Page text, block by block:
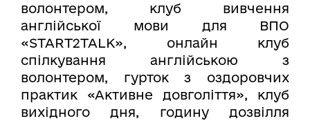
волонтером, клуб вивчення
англійської мови для ВПО
«START2TALK», онлайн клуб
спілкування англійською з
волонтером, гурток з оздоровчих
практик «Активне довголіття», клуб
вихідного дня, годину дозвілля